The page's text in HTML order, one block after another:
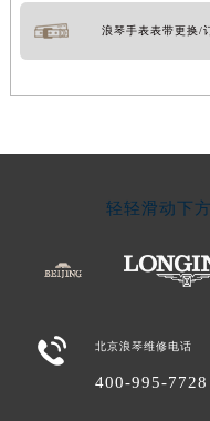
浪琴手表表带更换/
轻轻滑动下
 北京浪琴维修电话
400-995-7728